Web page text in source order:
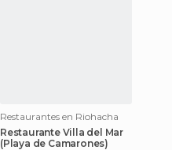
Restaurantes en Riohacha
Restaurante Villa del Mar
(Playa de Camarones)